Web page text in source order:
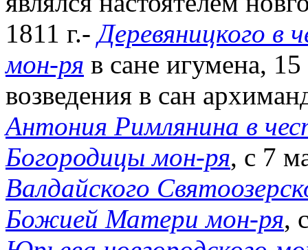
1811 г.-Деревяницкого в
мон-ря в сане игумена,
возведения в сан
Антония Римлянина в
Богородицы мон-ря, с 7
Валдайского
Божией Матери мон-ря,